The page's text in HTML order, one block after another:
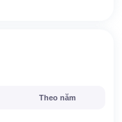
Theo năm